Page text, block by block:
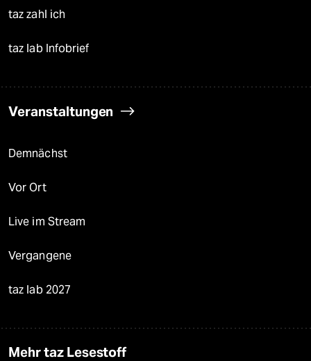
taz zahl ich
taz lab Infobrief
Veranstaltungen
Demnächst
Vor Ort
Live im Stream
Vergangene
taz lab 2027
Mehr taz Lesestoff